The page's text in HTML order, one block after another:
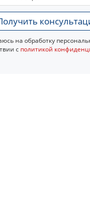
на обработку
с политикой